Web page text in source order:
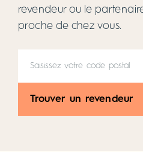
revendeur ou le
proche de chez vous.
Trouver un revendeur